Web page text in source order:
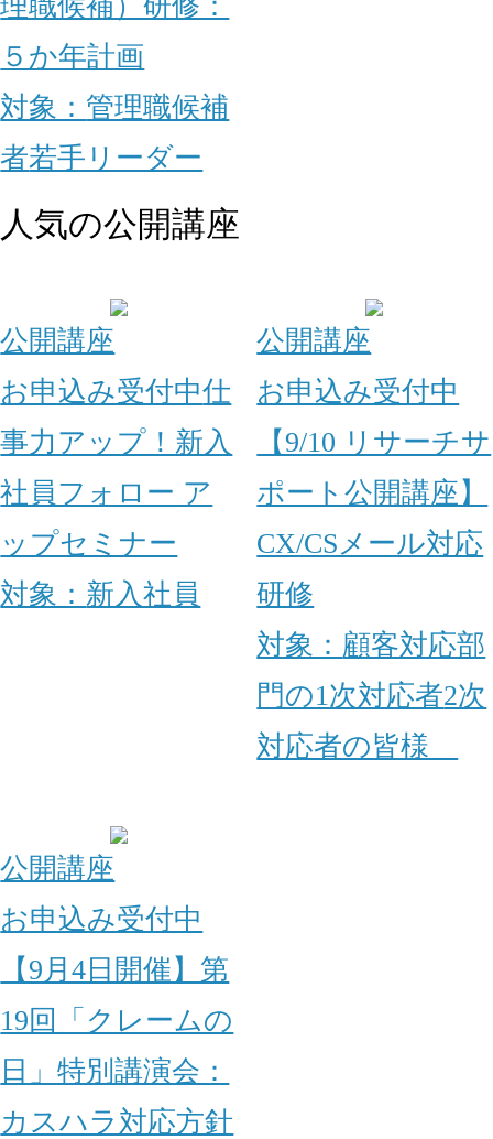
５か年計画
対象： 管理職候補
者若手リーダー
人気の公開講座
公開講座
お申込み受付中仕
事力アップ！新入
社員フォロー ア
ップセミナー
対象： 新入社員
公開講座
お申込み受付中
【9/10 リサーチサ
ポート公開講座】
CX/CSメール対応
研修
対象： 顧客対応部
門の1次対応者2次
対応者の皆様
公開講座
お申込み受付中
【9月4日開催】第
19回「クレームの
日」特別講演会：
カスハラ対応方針